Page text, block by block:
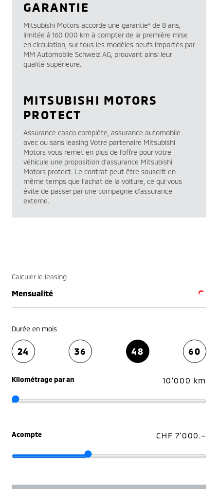
GARANTIE
Mitsubishi Motors accorde une garantie* de 8 ans,
limitée à 160 000 km à compter de la première mise
en circulation, sur tous les modèles neufs importés par
MM Automobile Schweiz AG, prouvant ainsi leur
qualité supérieure.
MITSUBISHI MOTORS
PROTECT
Assurance casco complète, assurance automobile
avec ou sans leasing Votre partenaire Mitsubishi
Motors vous remet en plus de l’offre pour votre
véhicule une proposition d’assurance Mitsubishi
Motors protect. Le contrat peut être souscrit en
même temps que l’achat de la voiture, ce qui vous
évite de passer par une compagnie d’assurance
externe.
Calculer le leasing
Mensualité
Durée en mois
24 36 48 60
Kilométrage par an 10'000 km
Acompte CHF 7'000.–